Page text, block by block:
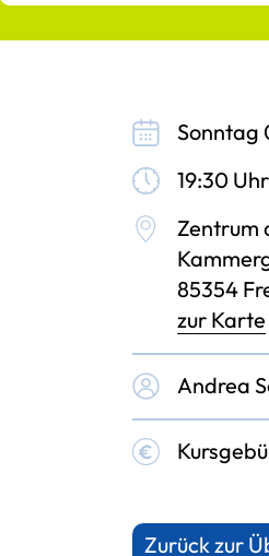
Sonntag
19:30
Zentrum
85354
zur Karte
Andrea
Zurück zur